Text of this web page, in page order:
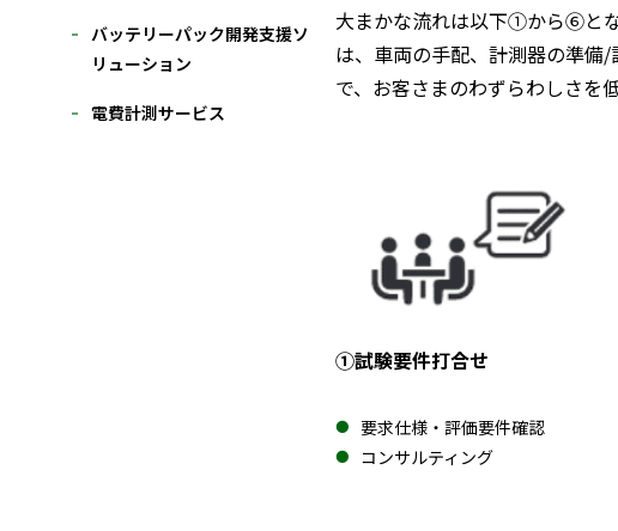
バッテリーパック開発支援ソ
リューション
電費計測サービス
大まかな流れは以下①から⑥と
は、車両の手配、計測器の準備
で、お客さまのわずらわしさを
①試験要件打合せ
要求仕様・評価要件確認
コンサルティング